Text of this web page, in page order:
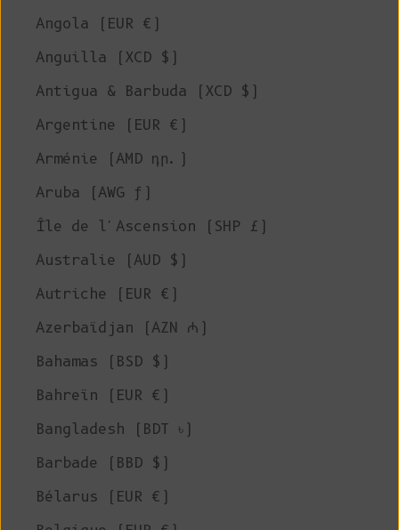
Angola (EUR €)
Anguilla (XCD $)
Antigua & Barbuda (XCD $)
Argentine (EUR €)
Arménie (AMD դր.)
Aruba (AWG ƒ)
Île de l'Ascension (SHP £)
Australie (AUD $)
Autriche (EUR €)
Azerbaïdjan (AZN ₼)
Bahamas (BSD $)
Bahreïn (EUR €)
Bangladesh (BDT ৳)
Barbade (BBD $)
Bélarus (EUR €)